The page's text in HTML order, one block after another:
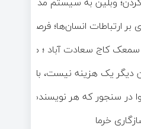
بر ارتباطات انسان‌ها؛ فرصتی
کاج سعادت آباد ؛ مسیر
دیگر یک هزینه نیست، بلکه یک
خرما